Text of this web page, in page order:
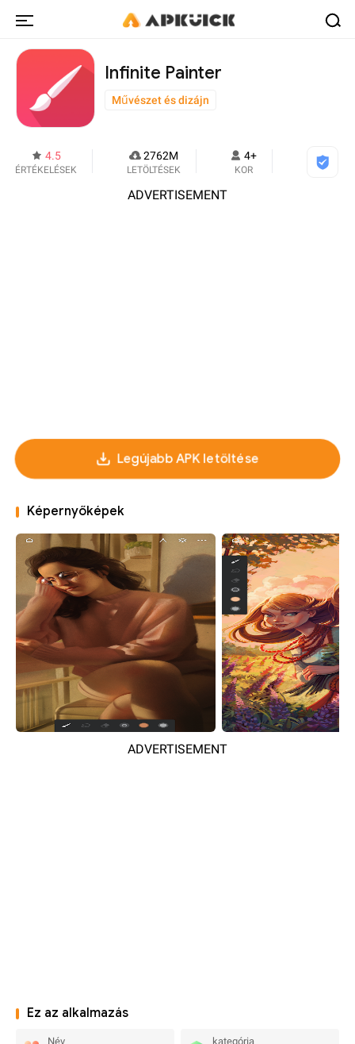
Infinite Painter
Művészet és dizájn
4.5
ÉRTÉKELÉSEK
2762M
LETÖLTÉSEK
4+
KOR
ADVERTISEMENT
Legújabb APK letöltése
Képernyőképek
ADVERTISEMENT
Ez az alkalmazás
Név kategória